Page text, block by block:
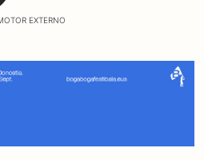
EXTERNO